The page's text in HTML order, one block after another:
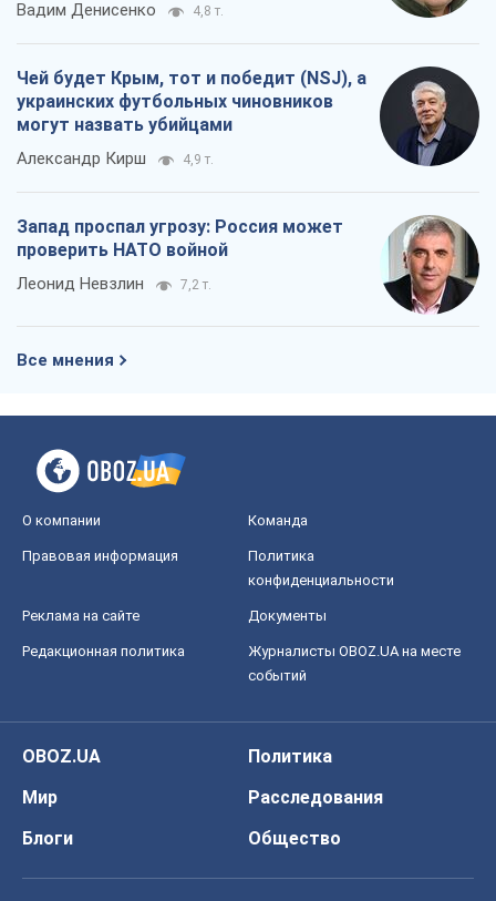
Вадим Денисенко 4,8 т.
Чей будет Крым, тот и победит (NSJ), а
украинских футбольных чиновников
могут назвать убийцами
Александр Кирш 4,9 т.
Запад проспал угрозу: Россия может
проверить НАТО войной
Леонид Невзлин 7,2 т.
Все мнения
О компании Команда
Правовая информация
Политика
конфиденциальности
Реклама на сайте Документы
Редакционная политика
Журналисты OBOZ.UA на месте
событий
OBOZ.UA
Политика
Мир
Расследования
Блоги
Общество